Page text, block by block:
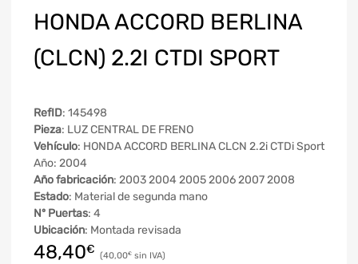
HONDA ACCORD BERLINA
(CLCN) 2.2I CTDI SPORT
RefID: 145498
Pieza: LUZ CENTRAL DE FRENO
Vehículo: HONDA ACCORD BERLINA CLCN 2.2i CTDi Sport
Año: 2004
Año fabricación: 2003 2004 2005 2006 2007 2008
Estado: Material de segunda mano
Nº Puertas: 4
Ubicación: Montada revisada
48,40€ 40,00€